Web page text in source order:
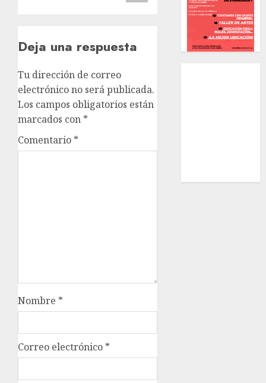
Deja una respuesta
Tu dirección de correo
electrónico no será publicada.
Los campos obligatorios están
marcados con *
Comentario *
Nombre *
Correo electrónico *